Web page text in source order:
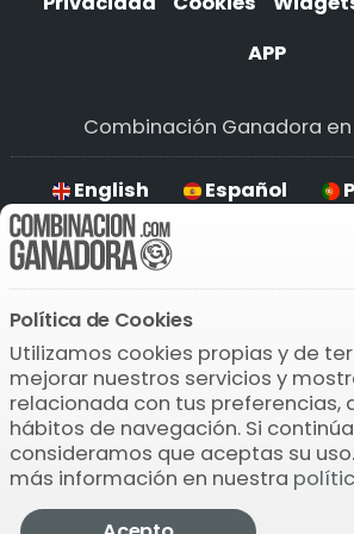
APP
Combinación Ganadora
English Español
Descarga la APP
Política de Cookies
Utilizamos cookies propias y de
mejorar nuestros servicios y
relacionada con tus preferencias,
hábitos de navegación. Si
consideramos que aceptas su
más información en nuestra